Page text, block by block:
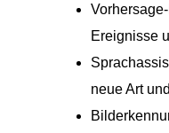
Ereignisse
neue Art